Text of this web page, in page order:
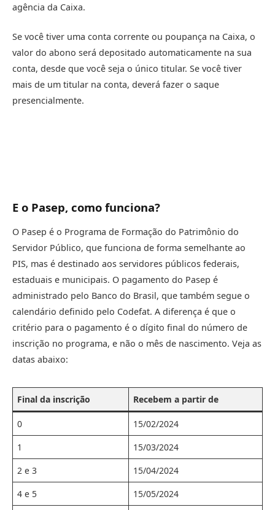
agência da Caixa.
Se você tiver uma conta corrente ou poupança na Caixa, o
valor do abono será depositado automaticamente na sua
conta, desde que você seja o único titular. Se você tiver
mais de um titular na conta, deverá fazer o saque
presencialmente.
E o Pasep, como funciona?
O Pasep é o Programa de Formação do Patrimônio do
Servidor Público, que funciona de forma semelhante ao
PIS, mas é destinado aos servidores públicos federais,
estaduais e municipais. O pagamento do Pasep é
administrado pelo Banco do Brasil, que também segue o
calendário definido pelo Codefat. A diferença é que o
critério para o pagamento é o dígito final do número de
inscrição no programa, e não o mês de nascimento. Veja as
datas abaixo:
Final da inscrição Recebem a partir de
0
15/02/2024
1
15/03/2024
2 e 3
15/04/2024
4 e 5
15/05/2024